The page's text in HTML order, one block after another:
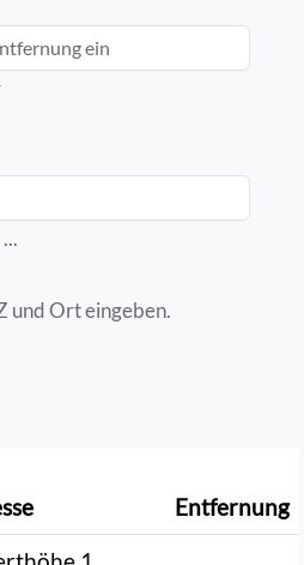
und Ort eingeben.
Entfernung